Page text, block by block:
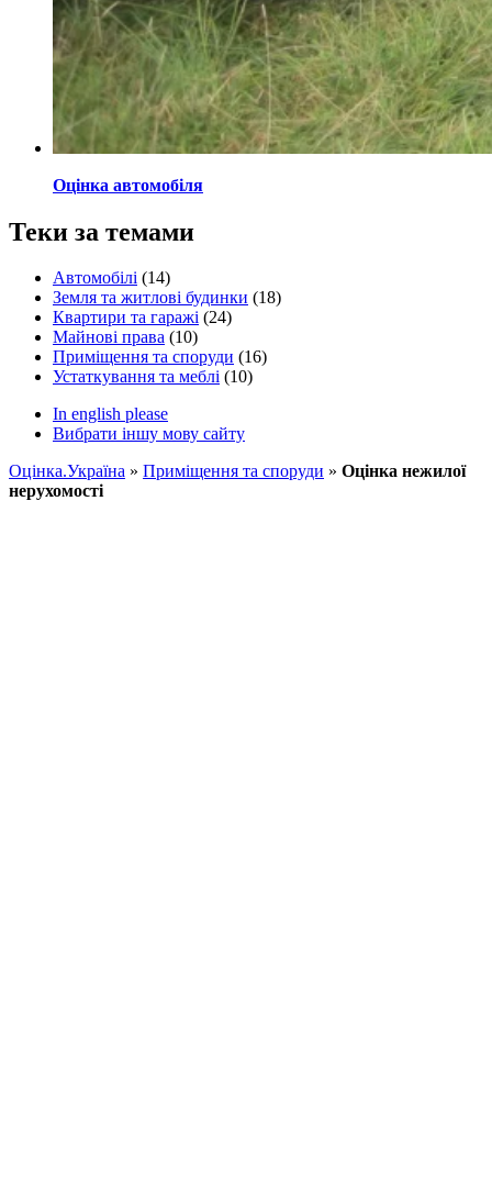
Оцінка автомобіля
Теки за темами
Автомобілі (14)
Земля та житлові будинки (18)
Квартири та гаражі (24)
Майнові права (10)
Приміщення та споруди (16)
Устаткування та меблі (10)
In english please
Вибрати іншу мову сайту
Оцінка.Україна » Приміщення та споруди » Оцінка нежилої
нерухомості